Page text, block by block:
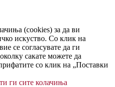
(cookies) за да ви
искуство. Со клик на
се согласувате да ги
сакате можете да
со клик на „Поставки
ги сите колачиња